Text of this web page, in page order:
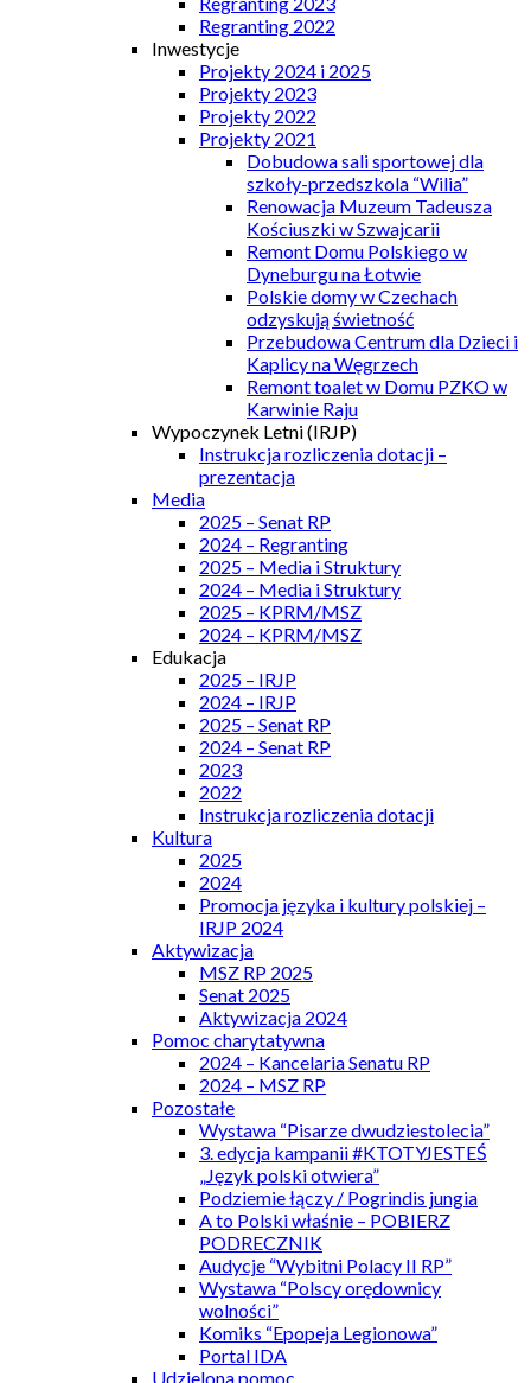
Regranting 2022
Inwestycje
Projekty 2024 i 2025
Projekty 2023
Projekty 2022
Projekty 2021
Dobudowa sali sportowej dla
szkoły-przedszkola “Wilia”
Renowacja Muzeum Tadeusza
Kościuszki w Szwajcarii
Remont Domu Polskiego w
Dyneburgu na Łotwie
Polskie domy w Czechach
odzyskują świetność
Przebudowa Centrum dla Dzieci i
Kaplicy na Węgrzech
Remont toalet w Domu PZKO w
Karwinie Raju
Wypoczynek Letni (IRJP)
Instrukcja rozliczenia dotacji –
prezentacja
Media
2025 – Senat RP
2024 – Regranting
2025 – Media i Struktury
2024 – Media i Struktury
2025 – KPRM/MSZ
2024 – KPRM/MSZ
Edukacja
2025 – IRJP
2024 – IRJP
2025 – Senat RP
2024 – Senat RP
2023
2022
Instrukcja rozliczenia dotacji
Kultura
2025
2024
Promocja języka i kultury polskiej –
IRJP 2024
Aktywizacja
MSZ RP 2025
Senat 2025
Aktywizacja 2024
Pomoc charytatywna
2024 – Kancelaria Senatu RP
2024 – MSZ RP
Pozostałe
Wystawa “Pisarze dwudziestolecia”
3. edycja kampanii #KTOTYJESTEŚ
„Język polski otwiera”
Podziemie łączy / Pogrindis jungia
A to Polski właśnie – POBIERZ
PODRECZNIK
Audycje “Wybitni Polacy II RP”
Wystawa “Polscy orędownicy
wolności”
Komiks “Epopeja Legionowa”
Portal IDA
Udzielona pomoc